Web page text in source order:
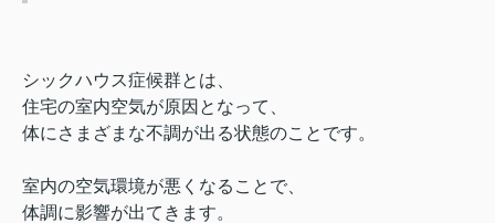
シックハウス症候群とは、
住宅の室内空気が原因となって、
体にさまざまな不調が出る状態のことです。
室内の空気環境が悪くなることで、
体調に影響が出てきます。